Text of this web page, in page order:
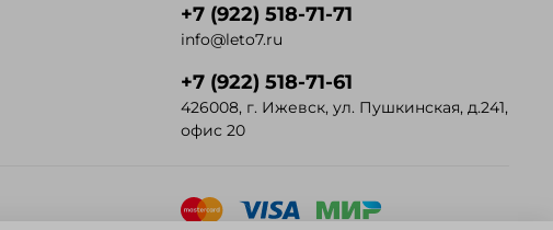
+7 (922) 518-71-71
info@leto7.ru
+7 (922) 518-71-61
426008, г. Ижевск, ул. Пушкинская, д.241,
офис 20